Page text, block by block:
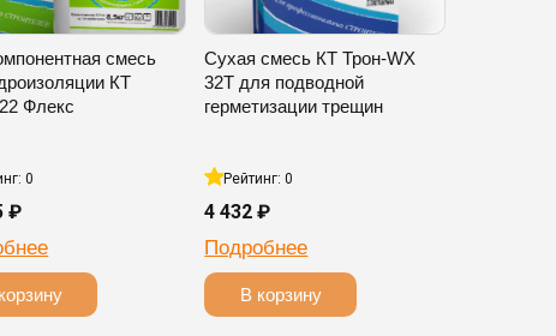
смесь
КТ
Флекс
0
₽
Сухая смесь КТ Трон-WX
32T для подводной
герметизации трещин
Рейтинг: 0
4 432 ₽
Подробнее
В корзину